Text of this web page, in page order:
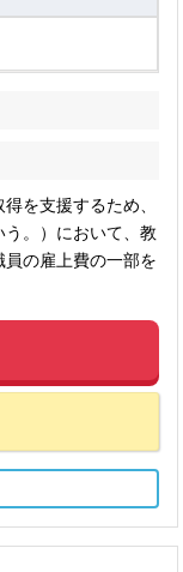
を支援するため、
。）において、教
の雇上費の一部を